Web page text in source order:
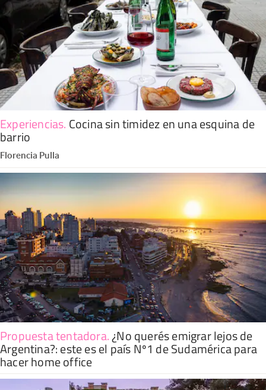
Experiencias. Cocina sin timidez en una esquina de
barrio
Florencia Pulla
Propuesta tentadora.¿No querés emigrar lejos de
Argentina?: este es el país Nº1 de Sudamérica para
hacer home office